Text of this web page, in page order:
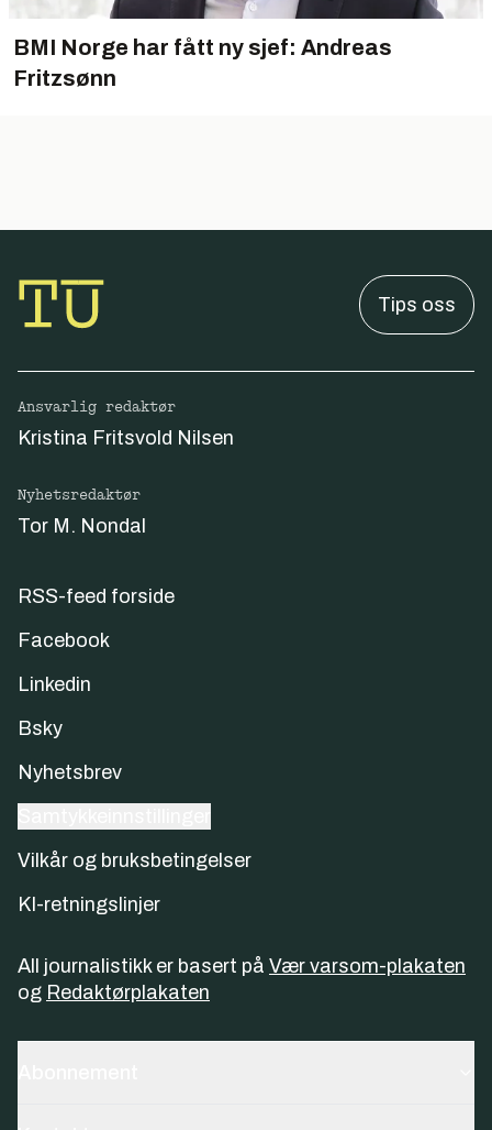
BMI Norge har fått ny sjef: Andreas
Fritzsønn
Tips oss
Ansvarlig redaktør
Kristina Fritsvold Nilsen
Nyhetsredaktør
Tor M. Nondal
RSS-feed forside
Facebook
Linkedin
Bsky
Nyhetsbrev
Vilkår og bruksbetingelser
KI-retningslinjer
All journalistikk er basert på Vær varsom-plakaten
og Redaktørplakaten